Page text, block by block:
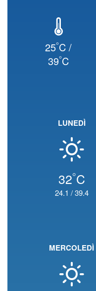
25°C /
39°C
LUNEDÌ
32°C
24.1 /39.4
MERCOLEDÌ